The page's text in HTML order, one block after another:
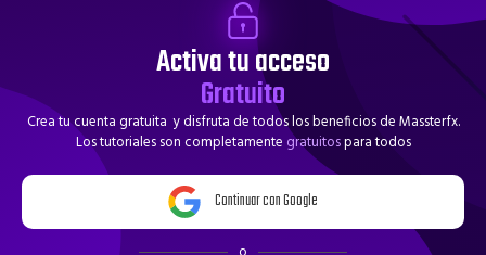
Activa tu acceso
Gratuito
Crea tu cuenta gratuita y disfruta de todos los beneficios de Massterfx.
Los tutoriales son completamente gratuitospara todos
Continuar con Google